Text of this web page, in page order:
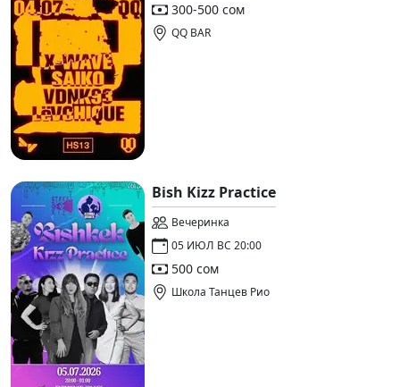
300-500 сом
QQ BAR
Bish Kizz Practice
Вечеринка
05 ИЮЛ ВС 20:00
500 сом
Школа Танцев Рио